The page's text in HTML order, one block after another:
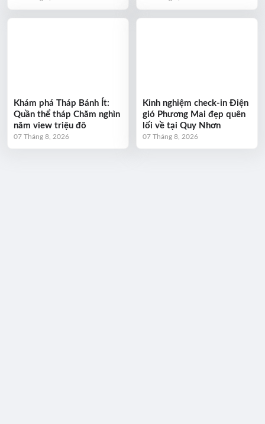
Khám phá Tháp Bánh Ít:
Quần thể tháp Chăm nghìn
năm view triệu đô
07 Tháng 8, 2026
Kinh nghiệm check-in Điện
gió Phương Mai đẹp quên
lối về tại Quy Nhơn
07 Tháng 8, 2026